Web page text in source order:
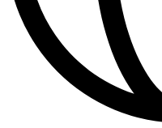
Caso a vistoria seja
retorno?
30 Dias corridos, contado a
Qual a validade do